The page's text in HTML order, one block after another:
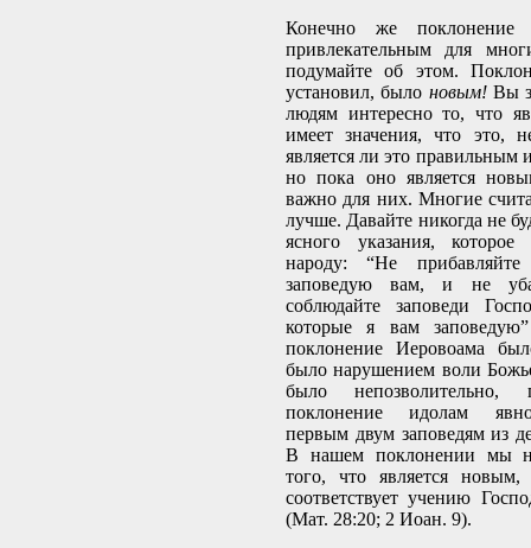
Конечно же поклонение
привлекательным для
подумайте об этом.
установил, было новым!Вы
людям интересно то, что
имеет значения, что это,
является ли это правильным
но пока оно является
важно для них. Многие
лучше. Давайте никогда не
ясного указания,
народу: “Не
заповедую вам, и не
соблюдайте заповеди
которые я вам
поклонение Иеровоама
было нарушением воли
было
поклонение идолам
первым двум заповедям из
В нашем поклонении мы
того, что является
соответствует учению
(Мат. 28:20; 2 Иоан. 9).